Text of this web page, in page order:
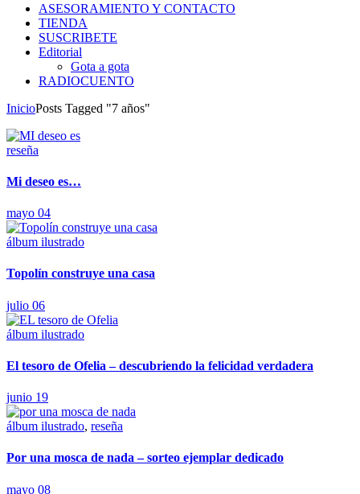
ASESORAMIENTO Y CONTACTO
TIENDA
SUSCRIBETE
Editorial
Gota a gota
RADIOCUENTO
InicioPosts Tagged "7 años"
reseña
Mi deseo es…
mayo 04
álbum ilustrado
Topolín construye una casa
julio 06
álbum ilustrado
El tesoro de Ofelia – descubriendo la felicidad verdadera
junio 19
álbum ilustrado, reseña
Por una mosca de nada – sorteo ejemplar dedicado
mayo 08